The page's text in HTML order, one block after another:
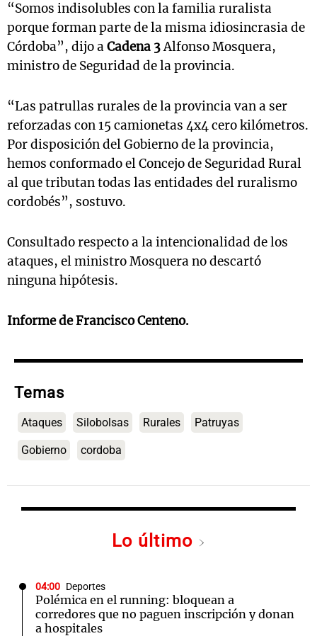
“Somos indisolubles con la familia ruralista
porque forman parte de la misma idiosincrasia de
Córdoba”, dijo aCadena 3Alfonso Mosquera,
ministro de Seguridad de la provincia.
“Las patrullas rurales de la provincia van a ser
reforzadas con 15 camionetas 4x4 cero kilómetros.
Por disposición del Gobierno de la provincia,
hemos conformado el Concejo de Seguridad Rural
al que tributan todas las entidades del ruralismo
cordobés”, sostuvo.
Consultado respecto a la intencionalidad de los
ataques, el ministro Mosquera no descartó
ninguna hipótesis.
Informe de Francisco Centeno.
Temas
Ataques Silobolsas Rurales Patruyas
Gobierno cordoba
Lo último
04:00 Deportes
Polémica en el running: bloquean a
corredores que no paguen inscripción y donan
a hospitales